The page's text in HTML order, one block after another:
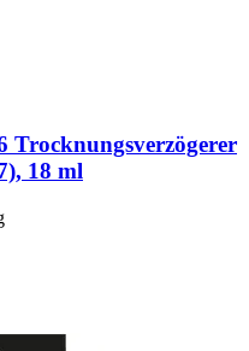
Trocknungsverzögerer
18 ml